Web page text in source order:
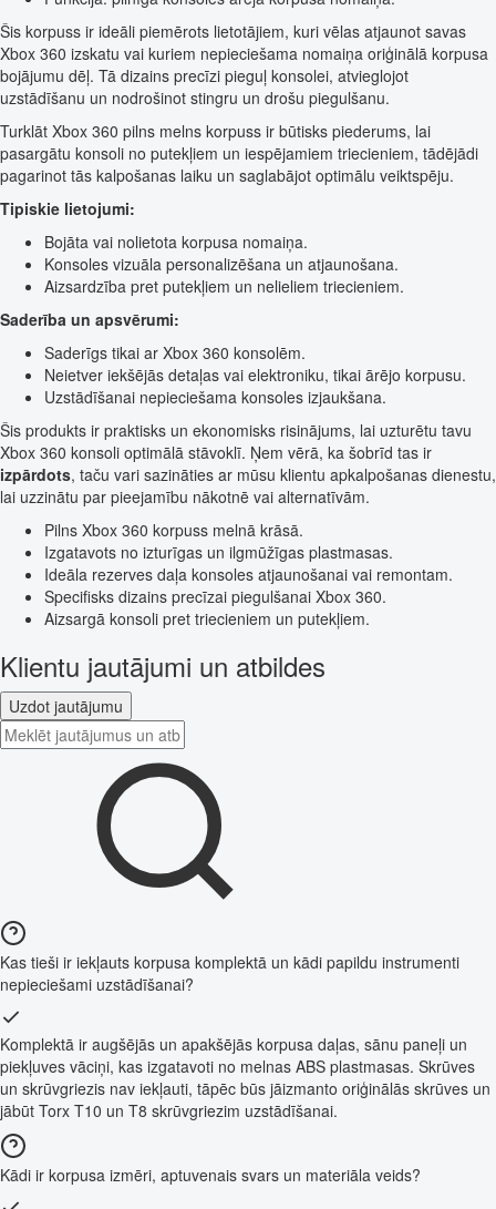
Šis korpuss ir ideāli piemērots lietotājiem, kuri vēlas atjaunot savas
Xbox 360 izskatu vai kuriem nepieciešama nomaiņa oriģinālā korpusa
bojājumu dēļ. Tā dizains precīzi pieguļ konsolei, atvieglojot
uzstādīšanu un nodrošinot stingru un drošu piegulšanu.
Turklāt Xbox 360 pilns melns korpuss ir būtisks piederums, lai
pasargātu konsoli no putekļiem un iespējamiem triecieniem, tādējādi
pagarinot tās kalpošanas laiku un saglabājot optimālu veiktspēju.
Tipiskie lietojumi:
Bojāta vai nolietota korpusa nomaiņa.
Konsoles vizuāla personalizēšana un atjaunošana.
Aizsardzība pret putekļiem un nelieliem triecieniem.
Saderība un apsvērumi:
Saderīgs tikai ar Xbox 360 konsolēm.
Neietver iekšējās detaļas vai elektroniku, tikai ārējo korpusu.
Uzstādīšanai nepieciešama konsoles izjaukšana.
Šis produkts ir praktisks un ekonomisks risinājums, lai uzturētu tavu
Xbox 360 konsoli optimālā stāvoklī. Ņem vērā, ka šobrīd tas ir
izpārdots, taču vari sazināties ar mūsu klientu apkalpošanas dienestu,
lai uzzinātu par pieejamību nākotnē vai alternatīvām.
Pilns Xbox 360 korpuss melnā krāsā.
Izgatavots no izturīgas un ilgmūžīgas plastmasas.
Ideāla rezerves daļa konsoles atjaunošanai vai remontam.
Specifisks dizains precīzai piegulšanai Xbox 360.
Aizsargā konsoli pret triecieniem un putekļiem.
Klientu jautājumi un atbildes
Uzdot jautājumu
Kas tieši ir iekļauts korpusa komplektā un kādi papildu instrumenti
nepieciešami uzstādīšanai?
Komplektā ir augšējās un apakšējās korpusa daļas, sānu paneļi un
piekļuves vāciņi, kas izgatavoti no melnas ABS plastmasas. Skrūves
un skrūvgriezis nav iekļauti, tāpēc būs jāizmanto oriģinālās skrūves un
jābūt Torx T10 un T8 skrūvgriezim uzstādīšanai.
Kādi ir korpusa izmēri, aptuvenais svars un materiāla veids?